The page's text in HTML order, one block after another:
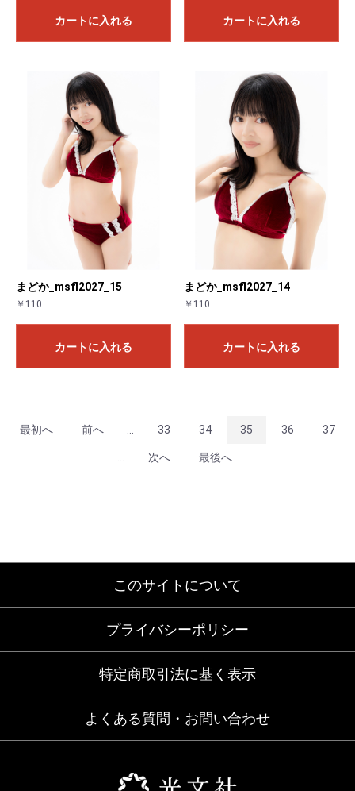
カートに入れる カートに入れる
まどか_msfl2027_15
￥110
カートに入れる
まどか_msfl2027_14
￥110
カートに入れる
最初へ 前へ 33 34 35 36 37
次へ 最後へ
このサイトについて
プライバシーポリシー
特定商取引法に基く表示
よくある質問・お問い合わせ